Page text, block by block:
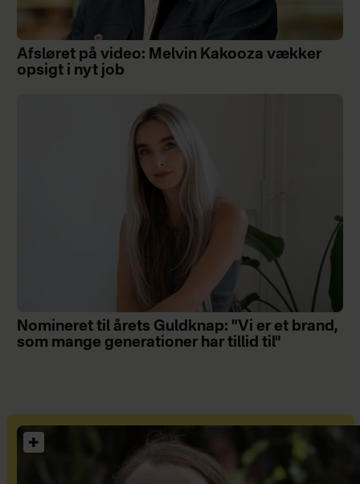
Afsløret på video: Melvin Kakooza vækker
opsigt i nyt job
Nomineret til årets Guldknap: "Vi er et brand,
som mange generationer har tillid til"